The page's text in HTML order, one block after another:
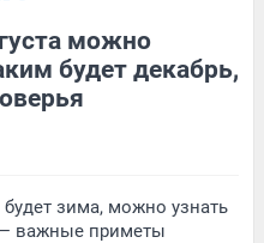
можно
будет декабрь,
зима, можно узнать
— важные приметы